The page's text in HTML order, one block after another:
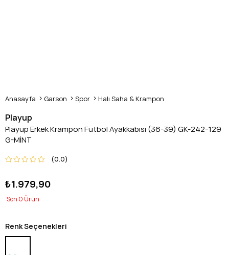
Anasayfa Garson Spor Halı Saha & Krampon
Playup
Playup Erkek Krampon Futbol Ayakkabısı (36-39) GK-242-129
G-MİNT
0.0
₺1.979,90
0
Renk Seçenekleri